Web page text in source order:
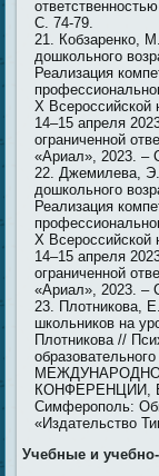
С. 74-79.
Кобзаренко,
дошкольного
Реализация
X Всероссийской
14–15 апреля
ограниченной
«Ариал», 2023. –
Джемилева, Э.
дошкольного
Реализация
X Всероссийской
14–15 апреля
ограниченной
«Ариал», 2023. –
Плотникова,
школьников на
Плотникова //
КОНФЕРЕНЦИИ,
Симферополь:
«Издательство
Учебные и